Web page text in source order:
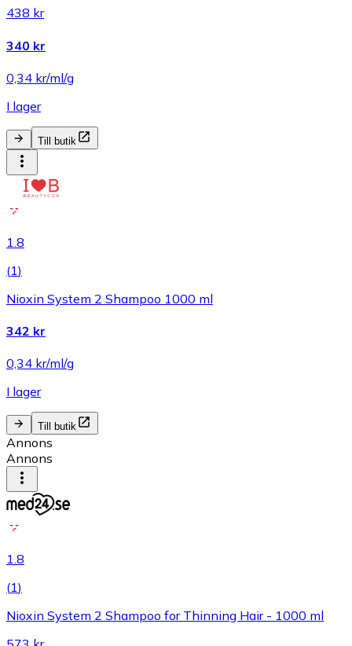
438 kr
340 kr
0,34 kr/ml/g
I lager
Till butik
1.8
(1)
Nioxin System 2 Shampoo 1000 ml
342 kr
0,34 kr/ml/g
I lager
Till butik
Annons
Annons
1.8
(1)
Nioxin System 2 Shampoo for Thinning Hair - 1000 ml